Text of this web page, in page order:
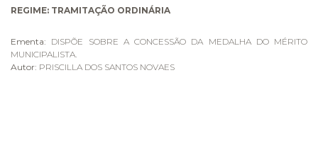
REGIME: TRAMITAÇÃO ORDINÁRIA
Ementa: DISPÕE SOBRE A CONCESSÃO DA MEDALHA DO MÉRITO
MUNICIPALISTA.
Autor: PRISCILLA DOS SANTOS NOVAES